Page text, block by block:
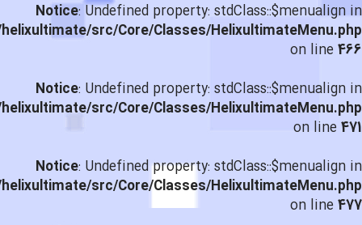
Notice: Undefined property: stdClass::$menualign in
src/Core/Classes/HelixultimateMenu.php
on line466
Notice: Undefined property: stdClass::$menualign in
src/Core/Classes/HelixultimateMenu.php
on line471
Notice: Undefined property: stdClass::$menualign in
src/Core/Classes/HelixultimateMenu.php
on line477